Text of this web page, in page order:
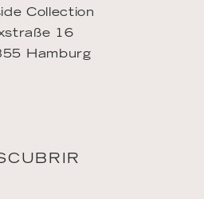
Collection
16
Hamburg